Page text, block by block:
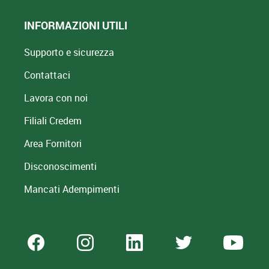
INFORMAZIONI UTILI
Supporto e sicurezza
Contattaci
Lavora con noi
Filiali Credem
Area Fornitori
Disconoscimenti
Mancati Adempimenti